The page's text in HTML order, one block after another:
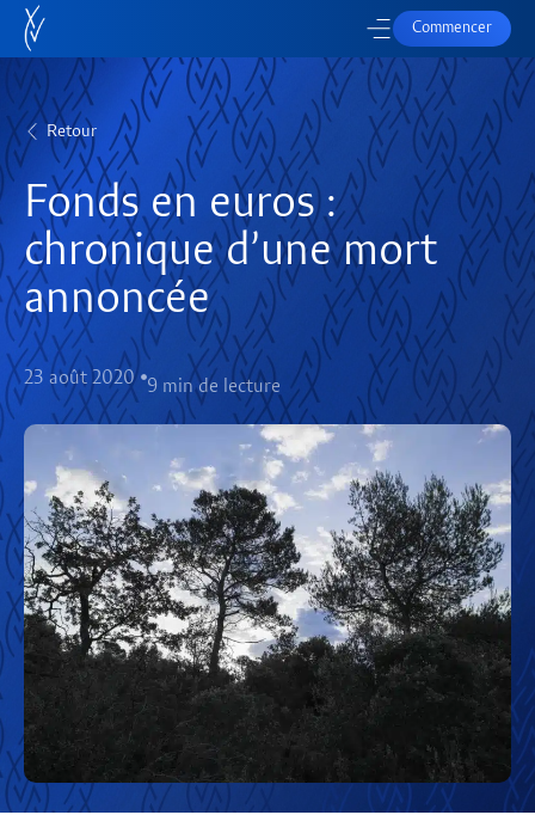
Commencer
Retour
Fonds en euros :
chronique d’une mort
annoncée
23 août 2020 9 min de lecture